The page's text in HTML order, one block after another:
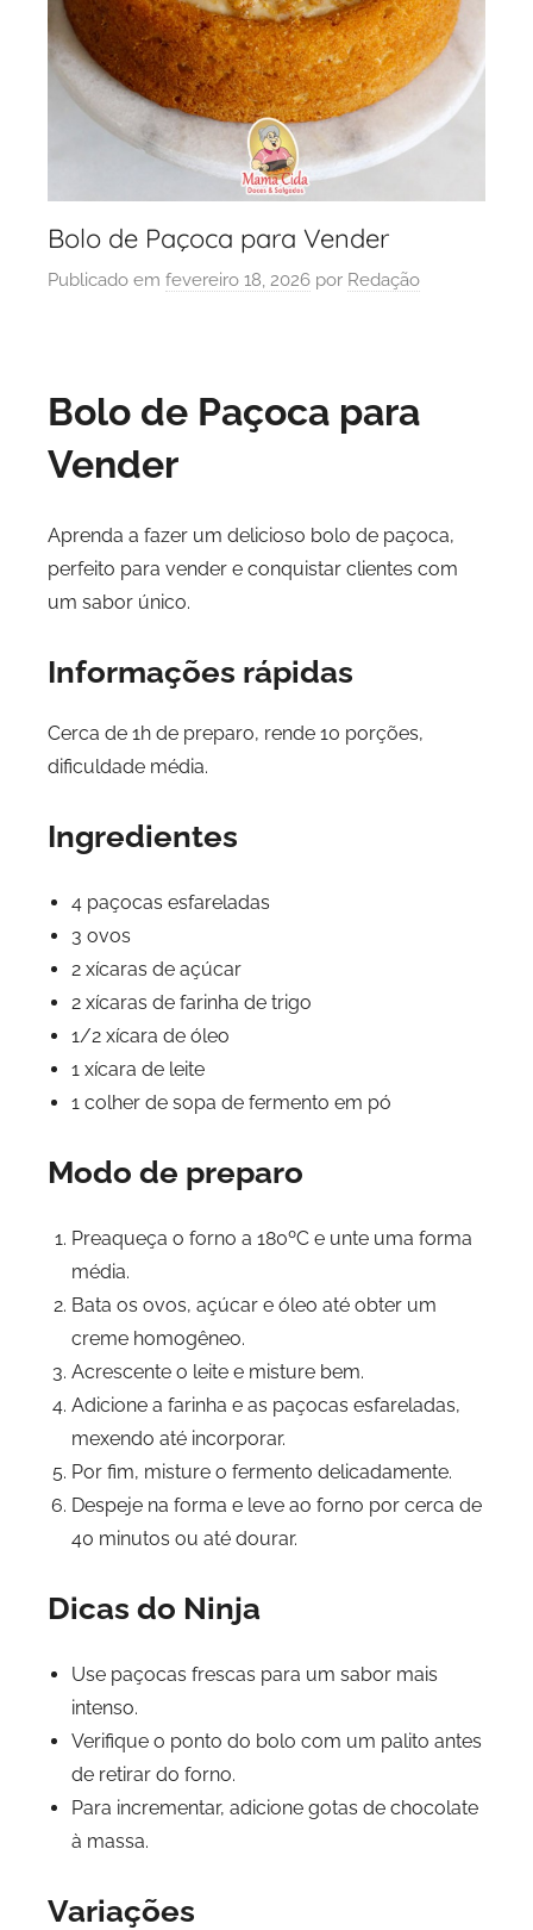
Bolo de Paçoca para Vender
Publicado em fevereiro 18, 2026 por Redação
Bolo de Paçoca para
Vender
Aprenda a fazer um delicioso bolo de paçoca,
perfeito para vender e conquistar clientes com
um sabor único.
Informações rápidas
Cerca de 1h de preparo, rende 10 porções,
dificuldade média.
Ingredientes
4 paçocas esfareladas
3 ovos
2 xícaras de açúcar
2 xícaras de farinha de trigo
1/2 xícara de óleo
1 xícara de leite
1 colher de sopa de fermento em pó
Modo de preparo
Preaqueça o forno a 180ºC e unte uma forma
média.
Bata os ovos, açúcar e óleo até obter um
creme homogêneo.
Acrescente o leite e misture bem.
Adicione a farinha e as paçocas esfareladas,
mexendo até incorporar.
Por fim, misture o fermento delicadamente.
Despeje na forma e leve ao forno por cerca de
40 minutos ou até dourar.
Dicas do Ninja
Use paçocas frescas para um sabor mais
intenso.
Verifique o ponto do bolo com um palito antes
de retirar do forno.
Para incrementar, adicione gotas de chocolate
à massa.
Variações